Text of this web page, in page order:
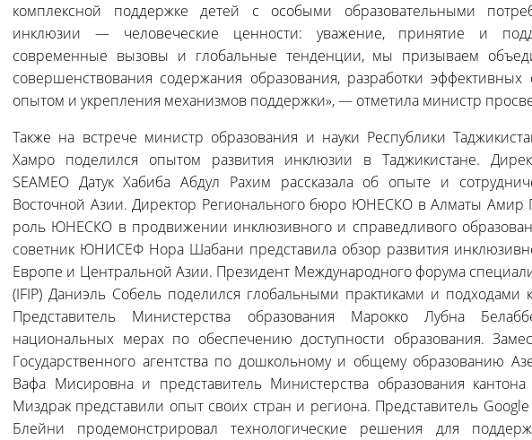
комплексной поддержке детей с особыми образовательными
инклюзии — человеческие ценности: уважение, принятие и
современные вызовы и глобальные тенденции, мы призываем
совершенствования содержания образования, разработки эффективных
опытом и укрепления механизмов поддержки», — отметила министр
Также на встрече министр образования и науки Республики
Хамро поделился опытом развития инклюзии в Таджикистане.
SEAMEO Датук Хабиба Абдул Рахим рассказала об опыте и
Восточной Азии. Директор Регионального бюро ЮНЕСКО в Алматы Амир
роль ЮНЕСКО в продвижении инклюзивного и справедливого
советник ЮНИСЕФ Нора Шабани представила обзор развития
Европе и Центральной Азии. Президент Международного форума
(IFIP) Даниэль Собель поделился глобальными практиками и подходами
Представитель Министерства образования Марокко Лубна
национальных мерах по обеспечению доступности образования.
Государственного агентства по дошкольному и общему образованию
Вафа Мисировна и представитель Министерства образования
Миздрак представили опыт своих стран и региона. Представитель
Блейни продемонстрировал технологические решения для